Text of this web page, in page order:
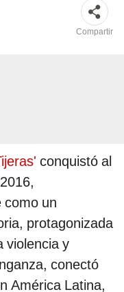
Compartir
conquistó al
como un
protagonizada
violencia y
conectó
América Latina,